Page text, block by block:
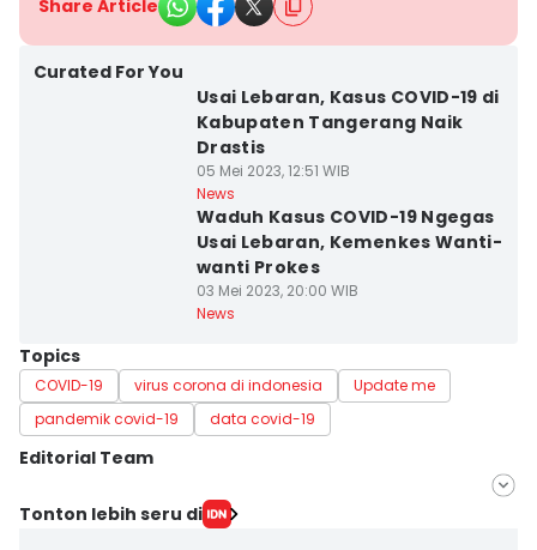
Share Article
Curated For You
Usai Lebaran, Kasus COVID-19 di
Kabupaten Tangerang Naik
Drastis
05 Mei 2023, 12:51 WIB
News
Waduh Kasus COVID-19 Ngegas
Usai Lebaran, Kemenkes Wanti-
wanti Prokes
03 Mei 2023, 20:00 WIB
News
Topics
COVID-19 virus corona di indonesia
Update me
pandemik covid-19
data covid-19
Editorial Team
Editor
Tonton lebih seru di